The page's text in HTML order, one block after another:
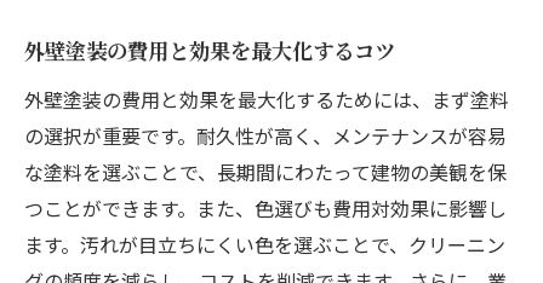
外壁塗装の費用と効果を最大化するコツ
外壁塗装の費用と効果を最大化するためには、まず塗料
の選択が重要です。耐久性が高く、メンテナンスが容易
な塗料を選ぶことで、長期間にわたって建物の美観を保
つことができます。また、色選びも費用対効果に影響し
ます。汚れが目立ちにくい色を選ぶことで、クリーニン